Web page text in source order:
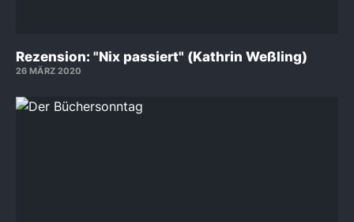
Rezension: "Nix passiert" (Kathrin Weßling)
26 MÄRZ 2020